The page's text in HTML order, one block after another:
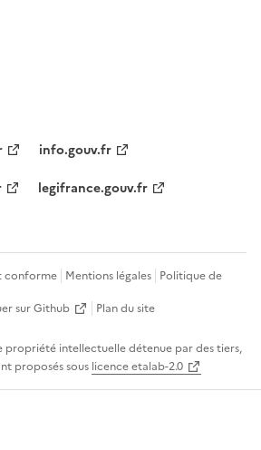
info.gouv.fr
legifrance.gouv.fr
conforme Mentions légales Politique de
sur Github Plan du site
propriété intellectuelle détenue par des tiers,
proposés sous licence etalab-2.0